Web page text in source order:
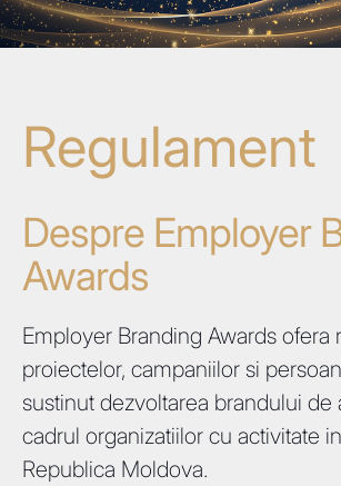
Regulament
Despre Employer
Awards
Employer Branding Awards ofera
proiectelor, campaniilor si
sustinut dezvoltarea brandului de
cadrul organizatiilor cu activitate
Republica Moldova.